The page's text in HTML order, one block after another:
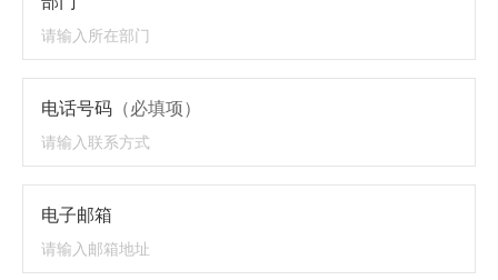
电话号码 （必填项）
电子邮箱